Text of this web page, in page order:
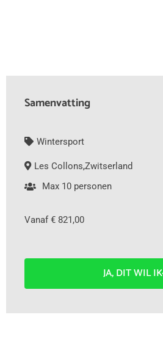
Samenvatting
Wintersport
Les Collons,Zwitserland
Max 10 personen
Vanaf € 821,00
JA, DIT WIL IK